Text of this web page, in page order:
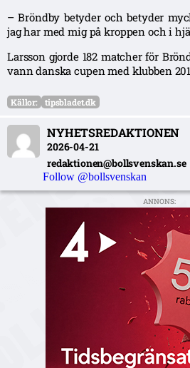
– Bröndby betyder och betyder
jag har med mig på kroppen och i
Larsson gjorde 182 matcher för
vann danska cupen med klubben
Källor: tipsbladet.dk
NYHETSREDAKTIONEN
2026-04-21
redaktionen@bollsvenskan.se
Follow @bollsvenskan
ANNONS: